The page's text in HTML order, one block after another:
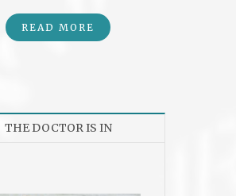
READ MORE
THE DOCTOR IS IN